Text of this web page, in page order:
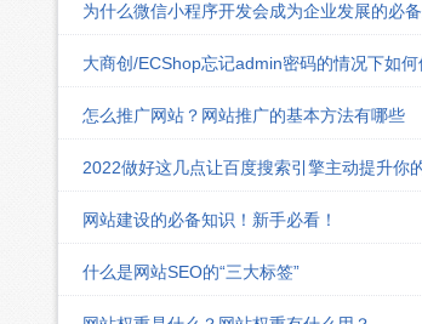
为什么微信小程序开发会成为企业发展的必
大商创/ECShop忘记admin密码的情况下如
怎么推广网站？网站推广的基本方法有哪些
2022做好这几点让百度搜索引擎主动提升你
网站建设的必备知识！新手必看！
什么是网站SEO的“三大标签”